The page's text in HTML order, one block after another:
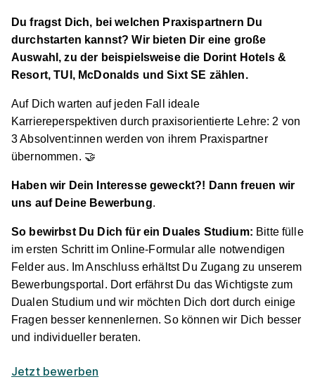
am virtuellen Campus - EBZ Service GmbH
Duales Studium
01.10.2026
44795 Bochum
Video
Duales Studium Tourismusmanagement (B.A.)
am virtuellen Campus - B&B Hotel München
Airport IU Duales Studium
01.10.2026
Du fragst Dich, bei welchen Praxispartnern Du
durchstarten kannst? Wir bieten Dir eine große
Auswahl, zu der beispielsweise die Dorint Hotels &
Resort, TUI, McDonalds und Sixt SE zählen.
Auf Dich warten auf jeden Fall ideale
Karriereperspektiven durch praxisorientierte Lehre: 2 von
3 Absolvent:innen werden von ihrem Praxispartner
übernommen. 🤝
Haben wir Dein Interesse geweckt?! Dann freuen wir
uns auf Deine Bewerbung.
So bewirbst Du Dich für ein Duales Studium: Bitte fülle
im ersten Schritt im Online-Formular alle notwendigen
Felder aus. Im Anschluss erhältst Du Zugang zu unserem
Bewerbungsportal. Dort erfährst Du das Wichtigste zum
Dualen Studium und wir möchten Dich dort durch einige
Fragen besser kennenlernen. So können wir Dich besser
und individueller beraten.
Jetzt bewerben